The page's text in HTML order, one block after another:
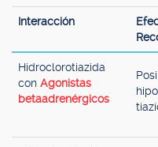
Interacción
Hidroclorotiazida
con Agonistas
betaadrenérgicos